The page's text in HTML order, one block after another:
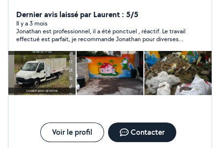
Dernier avis laissé par Laurent : 5/5
Il y a 3 mois
Jonathan est professionnel, il a été ponctuel , réactif. Le travail
effectué est parfait, je recommande Jonathan pour diverses
Voir le profil Contacter